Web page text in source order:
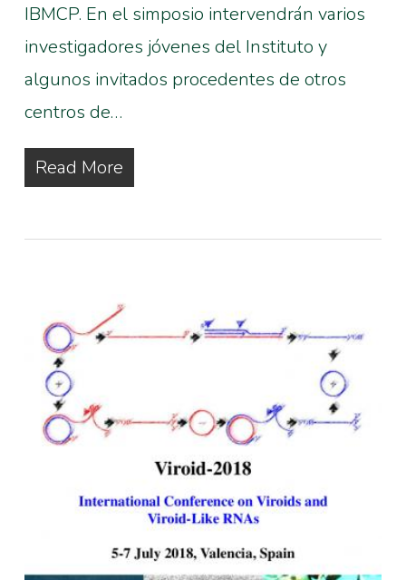
IBMCP. En el simposio intervendrán varios
investigadores jóvenes del Instituto y
algunos invitados procedentes de otros
centros de…
Read More